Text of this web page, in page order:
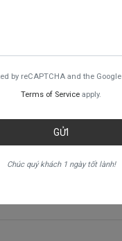
by reCAPTCHA and the Google
Terms of Service apply.
GỬI
Chúc quý khách 1 ngày tốt lành!
dich-vu